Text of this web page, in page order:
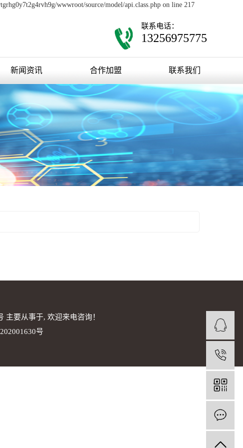
wwwroot/source/model/api.class.php on line 217
联系电话：
13256975775
新闻资讯 合作加盟 联系我们
主要从事于, 欢迎来电咨询！
号